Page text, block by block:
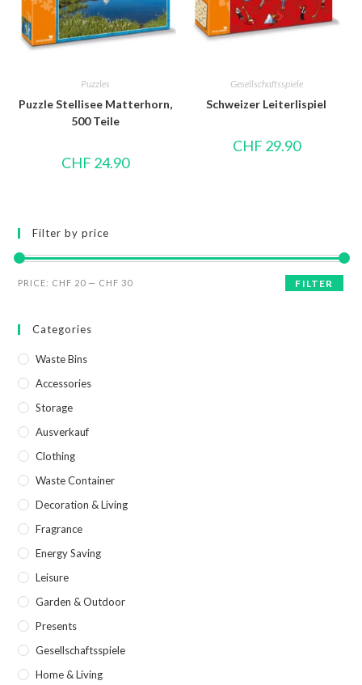
Puzzles
Puzzle Stellisee Matterhorn,
500 Teile
CHF 24.90
Gesellschaftsspiele
Schweizer Leiterlispiel
CHF 29.90
Filter by price
FILTER
PRICE: CHF 20 — CHF 30
Categories
Waste Bins
Accessories
Storage
Ausverkauf
Clothing
Waste Container
Decoration & Living
Fragrance
Energy Saving
Leisure
Garden & Outdoor
Presents
Gesellschaftsspiele
Home & Living